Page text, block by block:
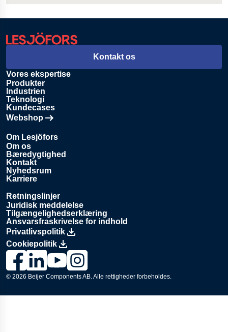
Vores ekspertise
Produkter
Industrien
Teknologi
Kundecases
Webshop
Åbnes i en ny fane
Om Lesjöfors
Om os
Bæredygtighed
Kontakt
Nyhedsrum
Karriere
Retningslinjer
Juridisk meddelelse
Tilgængelighedserklæring
Ansvarsfraskrivelse for indhold
Privatlivspolitik
Cookiepolitik
Kontakt os
Link til Lesjöfors’ Facebook-side., Opens in a new window
Link til Lesjöfors’ LinkedIn-side., Opens in a new
Link til Lesjöfors’ YouTube-kanal., Opens in a
Link til Lesjöfors’ Instagram-side., Opens in
© 2026 Beijer Components AB. Alle rettigheder forbeholdes.